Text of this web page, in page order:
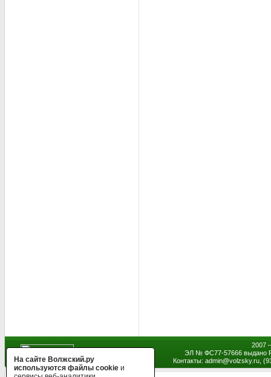
2007
ЭЛ № ФС77-57666 выдано
Контакты: admin@volzsky.ru,
На сайте Волжский.ру
используются файлы cookie и